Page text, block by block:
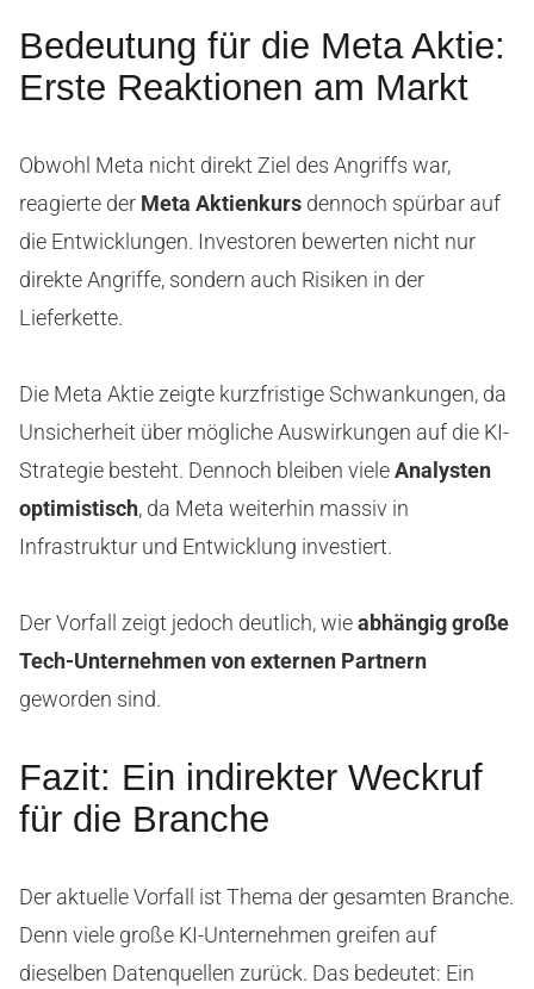
Bedeutung für die Meta Aktie:
Erste Reaktionen am Markt
Obwohl Meta nicht direkt Ziel des Angriffs war,
reagierte der Meta Aktienkurs dennoch spürbar auf
die Entwicklungen. Investoren bewerten nicht nur
direkte Angriffe, sondern auch Risiken in der
Lieferkette.
Die Meta Aktie zeigte kurzfristige Schwankungen, da
Unsicherheit über mögliche Auswirkungen auf die KI-
Strategie besteht. Dennoch bleiben vieleAnalysten
optimistisch, da Meta weiterhin massiv in
Infrastruktur und Entwicklung investiert.
Der Vorfall zeigt jedoch deutlich, wieabhängig große
Tech-Unternehmen von externen Partnern
geworden sind.
Fazit: Ein indirekter Weckruf
für die Branche
Der aktuelle Vorfall ist Thema der gesamten Branche.
Denn viele große KI-Unternehmen greifen auf
dieselben Datenquellen zurück. Das bedeutet: Ein